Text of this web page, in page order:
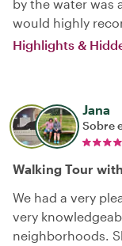
by the water was
would highly
Highlights &
Jana
Sobre
Walking Tour
We had a very
very
neighborhoods.